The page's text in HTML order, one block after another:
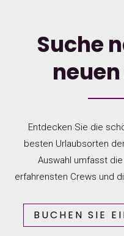
Suche
Entdecken Sie die
besten Urlaubsorten
Auswahl umfasst
erfahrensten Crews und
BUCHEN SIE